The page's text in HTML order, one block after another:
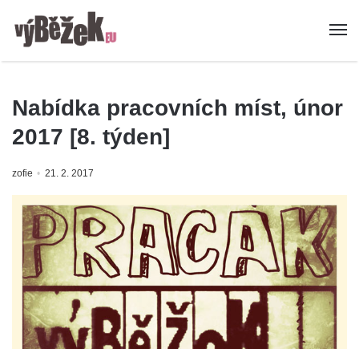
Nabídka pracovních míst, únor
2017 [8. týden]
zofie 21. 2. 2017